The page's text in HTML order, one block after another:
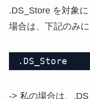
.DS_Store を対象
場合は、下記のみに
.DS_Store
-> 私の場合は、